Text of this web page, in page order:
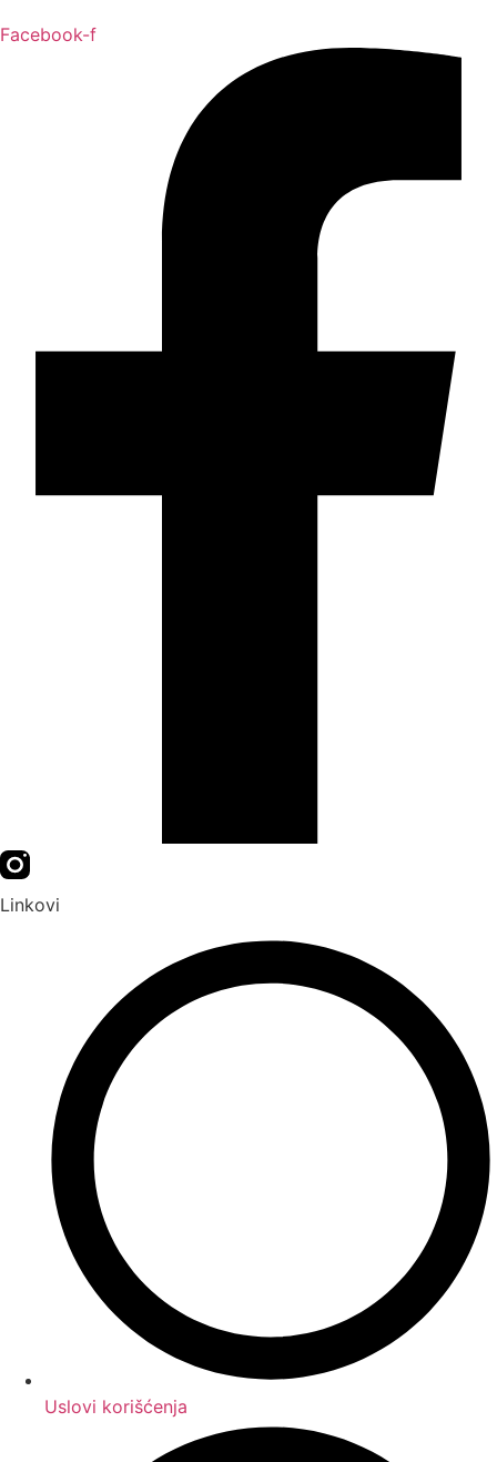
Facebook-f
Linkovi
Uslovi korišćenja